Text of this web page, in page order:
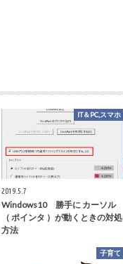
IT＆PC,スマホ
2019.5.7
Windows10 勝手に カーソル
（ ポインタ ）が動くときの対処
方法
子育て